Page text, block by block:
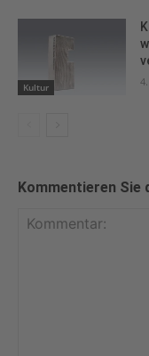
Kultur
Kommentieren Sie